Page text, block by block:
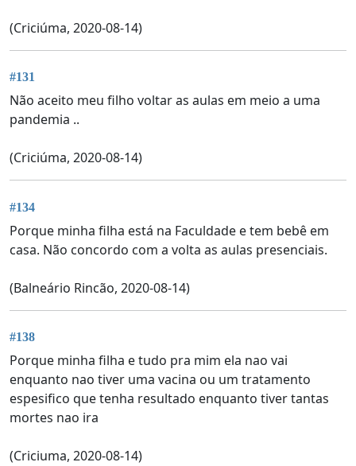
(Criciúma, 2020-08-14)
#131
Não aceito meu filho voltar as aulas em meio a uma
pandemia ..
(Criciúma, 2020-08-14)
#134
Porque minha filha está na Faculdade e tem bebê em
casa. Não concordo com a volta as aulas presenciais.
(Balneário Rincão, 2020-08-14)
#138
Porque minha filha e tudo pra mim ela nao vai
enquanto nao tiver uma vacina ou um tratamento
espesifico que tenha resultado enquanto tiver tantas
mortes nao ira
(Criciuma, 2020-08-14)